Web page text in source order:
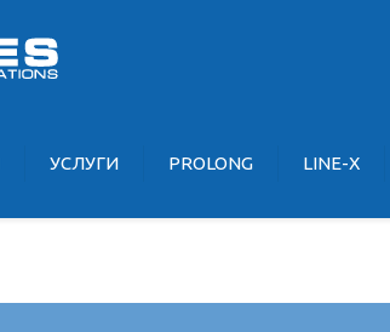
УCЛУГИ PROLONG LINE-X